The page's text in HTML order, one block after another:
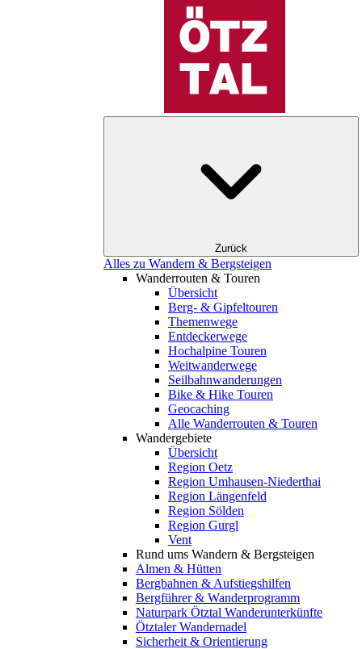
Zurück
Alles zu Wandern & Bergsteigen
Wanderrouten & Touren
Übersicht
Berg- & Gipfeltouren
Themenwege
Entdeckerwege
Hochalpine Touren
Weitwanderwege
Seilbahnwanderungen
Bike & Hike Touren
Geocaching
Alle Wanderrouten & Touren
Wandergebiete
Übersicht
Region Oetz
Region Umhausen-Niederthai
Region Längenfeld
Region Sölden
Region Gurgl
Vent
Rund ums Wandern & Bergsteigen
Almen & Hütten
Bergbahnen & Aufstiegshilfen
Bergführer & Wanderprogramm
Naturpark Ötztal Wanderunterkünfte
Ötztaler Wandernadel
Sicherheit & Orientierung